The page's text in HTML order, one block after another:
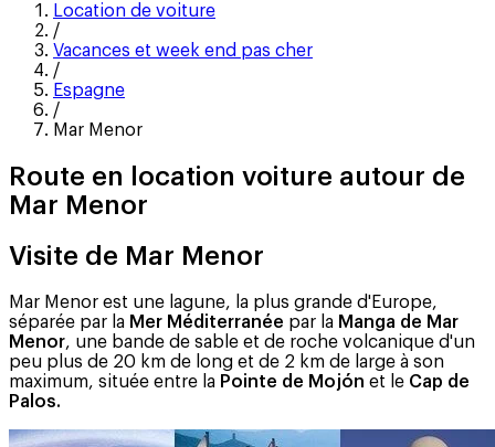
Location de voiture
/
Vacances et week end pas cher
/
Espagne
/
Mar Menor
Route en location voiture autour de
Mar Menor
Visite de Mar Menor
Mar Menor est une lagune, la plus grande d'Europe,
séparée par la Mer Méditerranée par la Manga de Mar
Menor, une bande de sable et de roche volcanique d'un
peu plus de 20 km de long et de 2 km de large à son
maximum, située entre la Pointe de Mojón et le Cap de
Palos.